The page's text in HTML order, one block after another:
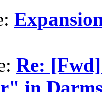
Re:
in